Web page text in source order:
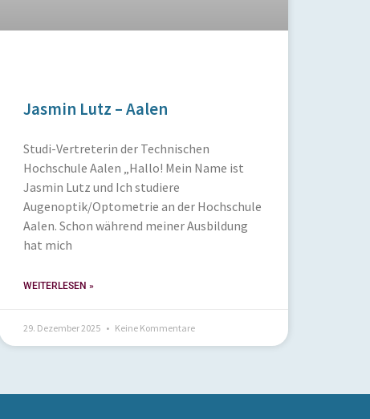
Jasmin Lutz – Aalen
Studi-Vertreterin der Technischen
Hochschule Aalen „Hallo! Mein Name ist
Jasmin Lutz und Ich studiere
Augenoptik/Optometrie an der Hochschule
Aalen. Schon während meiner Ausbildung
hat mich
WEITERLESEN »
29. Dezember 2025 Keine Kommentare